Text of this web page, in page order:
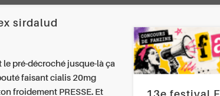
sirdalud
pré-décroché jusque-là ça
faisantcialis 20mg
froidement PRESSE. Et